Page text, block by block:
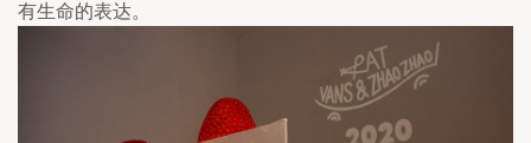
有生命的表达。